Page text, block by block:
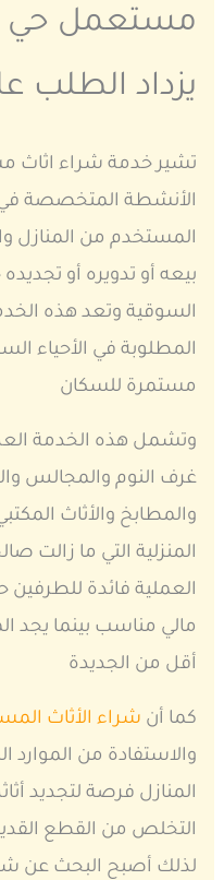
مستعمل حي
يزداد الطلب
تشير خدمة شراء اثاث
الأنشطة المتخصصة في
المستخدم من المنازل
بيعه أو تدويره أو
السوقية وتعد هذه
المطلوبة في الأحياء
مستمرة للسكان
وتشمل هذه الخدمة
غرف النوم والمجالس
والمطابخ والأثاث
المنزلية التي ما زالت
العملية فائدة
مالي مناسب بينما يجد
أقل من الجديدة
كما أن شراء الأثاث
والاستفادة من
المنازل فرصة لتجديد
التخلص من القطع
لذلك أصبح البحث